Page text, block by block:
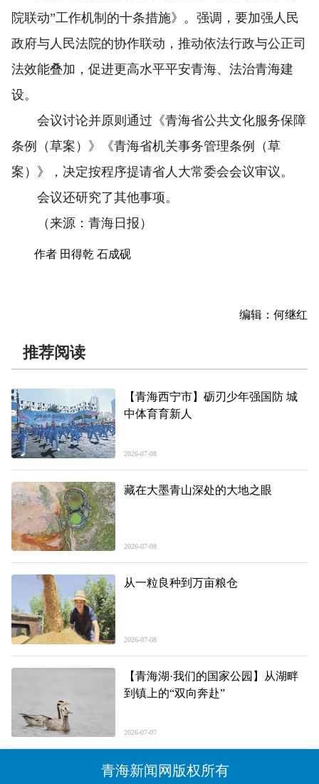
院联动”工作机制的十条措施》。强调，要加强人民
政府与人民法院的协作联动，推动依法行政与公正司
法效能叠加，促进更高水平平安青海、法治青海建
设。
会议讨论并原则通过《青海省公共文化服务保障
条例（草案）》《青海省机关事务管理条例（草
案）》，决定按程序提请省人大常委会会议审议。
会议还研究了其他事项。
（来源：青海日报）
作者 田得乾 石成砚
编辑：何继红
推荐阅读
【青海西宁市】砺刃少年强国防 城
中体育育新人
2026-07-08
藏在大墨青山深处的大地之眼
2026-07-08
从一粒良种到万亩粮仓
2026-07-08
【青海湖·我们的国家公园】从湖畔
到镇上的“双向奔赴”
2026-07-07
青海新闻网版权所有